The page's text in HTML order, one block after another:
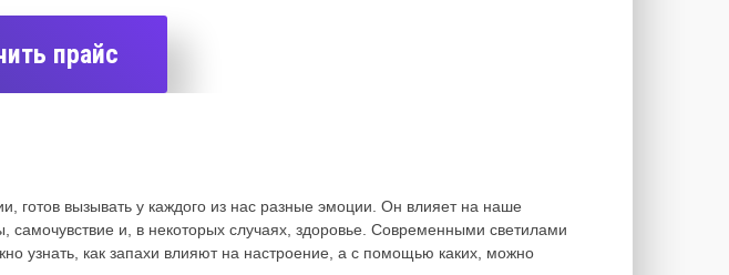
прайс
готов вызывать у каждого из нас разные эмоции. Он влияет на наше
и, в некоторых случаях, здоровье. Современными светилами
узнать, как запахи влияют на настроение, а с помощью каких, можно